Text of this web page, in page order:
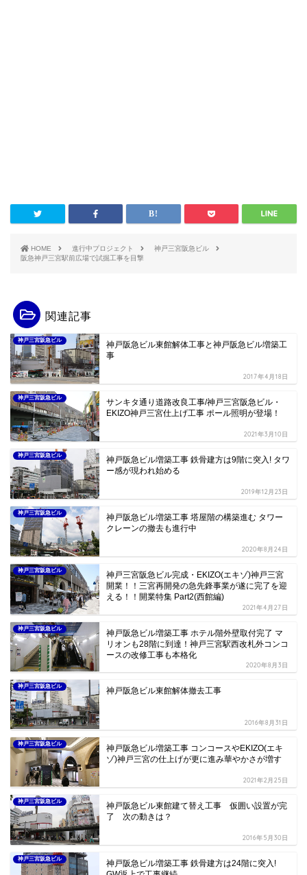
HOME 進行中プロジェクト
神戸三宮阪急ビル
阪急神戸三宮駅前広場で試掘工事を目撃
関連記事
神戸三宮阪急ビル
神戸阪急ビル東館解体工事と神戸阪急ビル増築工
事
2017年4月18日
神戸三宮阪急ビル
サンキタ通り道路改良工事/神戸三宮阪急ビル・
EKIZO神戸三宮仕上げ工事 ポール照明が登場！
2021年3月10日
神戸三宮阪急ビル
神戸阪急ビル増築工事 鉄骨建方は9階に突入! タワ
ー感が現われ始める
2019年12月23日
神戸三宮阪急ビル
神戸阪急ビル増築工事 塔屋階の構築進む タワー
クレーンの撤去も進行中
2020年8月24日
神戸三宮阪急ビル
神戸三宮阪急ビル完成・EKIZO(エキゾ)神戸三宮
開業！！三宮再開発の急先鋒事業が遂に完了を迎
える！！開業特集 Part2(西館編)
2021年4月27日
神戸三宮阪急ビル
神戸阪急ビル増築工事 ホテル階外壁取付完了 マ
リオンも28階に到達！神戸三宮駅西改札外コンコ
ースの改修工事も本格化
2020年8月3日
神戸三宮阪急ビル 神戸阪急ビル東館解体撤去工事
2016年8月31日
神戸三宮阪急ビル
神戸阪急ビル増築工事 コンコースやEKIZO(エキ
ゾ)神戸三宮の仕上げが更に進み華やかさが増す
2021年2月25日
神戸三宮阪急ビル
神戸阪急ビル東館建て替え工事 仮囲い設置が完
了 次の動きは？
2016年5月30日
神戸三宮阪急ビル
神戸阪急ビル増築工事 鉄骨建方は24階に突入!